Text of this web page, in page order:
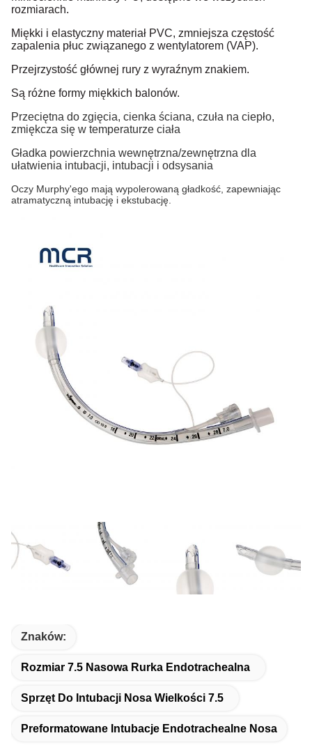
rozmiarach.
Miękki i elastyczny materiał PVC, zmniejsza częstość
zapalenia płuc związanego z wentylatorem (VAP).
Przejrzystość głównej rury z wyraźnym znakiem.
Są różne formy miękkich balonów.
Przeciętna do zgięcia, cienka ściana, czuła na ciepło,
zmiękcza się w temperaturze ciała
Gładka powierzchnia wewnętrzna/zewnętrzna dla
ułatwienia intubacji, intubacji i odsysania
Oczy Murphy'ego mają wypolerowaną gładkość, zapewniając
atramatyczną intubację i ekstubację.
Znaków:
Rozmiar 7.5 Nasowa Rurka Endotrachealna
Sprzęt Do Intubacji Nosa Wielkości 7.5
Preformatowane Intubacje Endotrachealne Nosa